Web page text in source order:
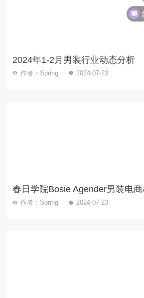
2024年1-2月男装行业动态分析
作者：Spring 2024-07-23
春日学院Bosie Agender男装电
作者：Spring 2024-07-23